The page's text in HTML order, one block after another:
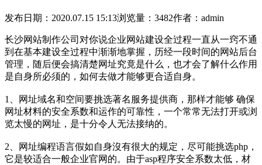
发布日期：2020.07.15 15:13浏览量：3482作者：admin
长沙网站制作公司对你说企业网站建设全过程一直从一窍不通
到在基本建设全过程中渐渐地掌握，历经一段时间的网站后台
管理，随后便会搞清楚网址究竟是什么，也才会了解什么作用
是自身所必须的，如何去做才能够更合适自身。
1、网址域名和空间要挑选著名服务提供商，那样才能够 确保
网址材料的安全系数和运作的可靠性，一个常常无法打开或浏
览太慢的网址，是十分令人无法接纳的。
2、网址编程语言假如自身沒有很大的规定，尽可能挑选php，
它是较适合一般企业官网的。由于asp程序安全系数太低，材